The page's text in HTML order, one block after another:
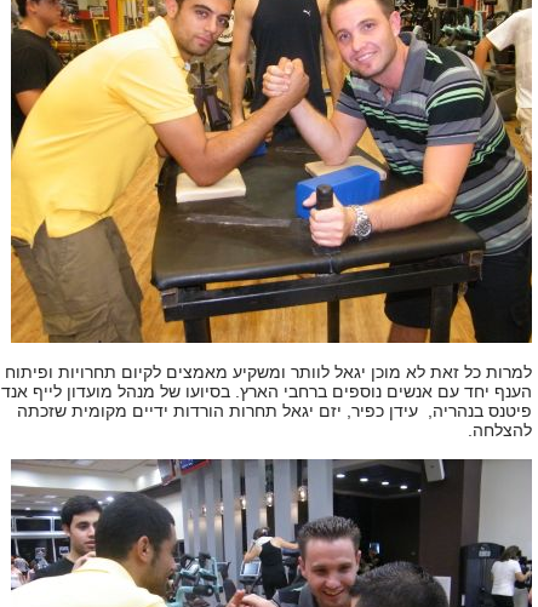
למרות כל זאת לא מוכן יגאל לוותר ומשקיע מאמצים לקיום תחרויות ופיתוח
הענף יחד עם אנשים נוספים ברחבי הארץ. בסיועו של מנהל מועדון לייף אנד
פיטנס בנהריה, עידן כפיר, יזם יגאל תחרות הורדות ידיים מקומית שזכתה
להצלחה.